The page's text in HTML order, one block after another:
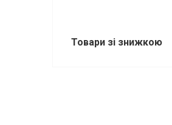
Товари зі знижкою